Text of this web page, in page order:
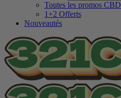
Toutes les promos CBD
1+2 Offerts
Nouveautés